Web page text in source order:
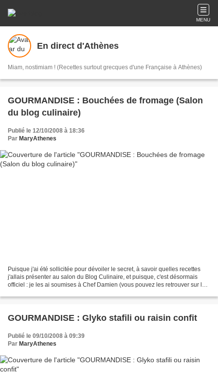
MENU
En direct d'Athènes
Miam, nostimiam ! (Recettes surtout grecques d'une Française à Athènes)
GOURMANDISE : Bouchées de fromage (Salon
du blog culinaire)
Publié le 12/10/2008 à 18:36
Par MaryAthenes
Puisque j'ai été sollicitée pour dévoiler le secret, à savoir quelles recettes
j'allais présenter au salon du Blog Culinaire, et puisque, c'est désormais
officiel : je les ai soumises à Chef Damien (vous pouvez les retrouver sur le
GOURMANDISE : Glyko stafili ou raisin confit
Publié le 09/10/2008 à 09:39
Par MaryAthenes